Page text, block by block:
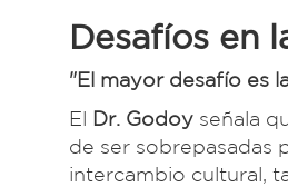
Desafíos en
"El mayor desafío es
El Dr. Godoy señala
de ser sobrepasadas
intercambio cultural,